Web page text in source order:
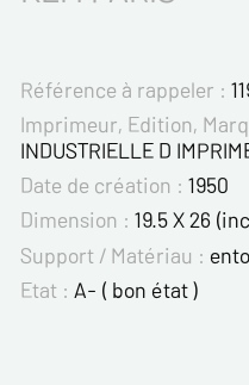
Référence à rappeler :
Imprimeur, Edition,
INDUSTRIELLE D
Date de création : 1950
Dimension : 19.5 X 26
Support / Matériau :
Etat : A- ( bon état )